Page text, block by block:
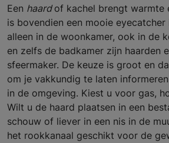
Een haard of kachel brengt warmte
is bovendien een mooie
alleen in de woonkamer, ook in de
en zelfs de badkamer zijn haarden
sfeermaker. De keuze is groot en
om je vakkundig te laten
in de omgeving. Kiest u voor gas,
Wilt u de haard plaatsen in een
schouw of liever in een nis in de
het rookkanaal geschikt voor de